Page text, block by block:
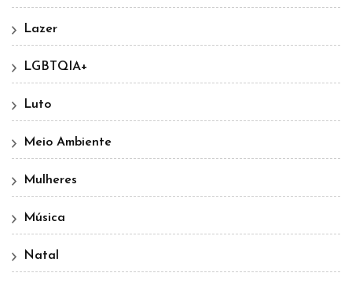
Lazer
LGBTQIA+
Luto
Meio Ambiente
Mulheres
Música
Natal